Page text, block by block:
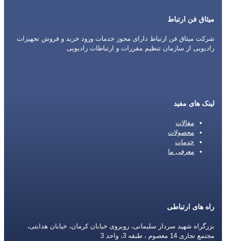
میثاق فن ارتباط
شرکت میثاق فن ارتباط دارای مجوز خدمات ورود خرید و فروش تجهیزات
رادیویی از سازمان تنظیم مقررات و ارتباطات رادیویی
لینک های مفید
مقالات
محصولات
خدمات
معرفی ما
راه های ارتباطی
بزرگراه شهید سردار سلیمانی، روبروی خیابان کرمان، خیابان هدایتی،
مجتمع تجاری 14 معصوم ، طبقه 3، واحد 3